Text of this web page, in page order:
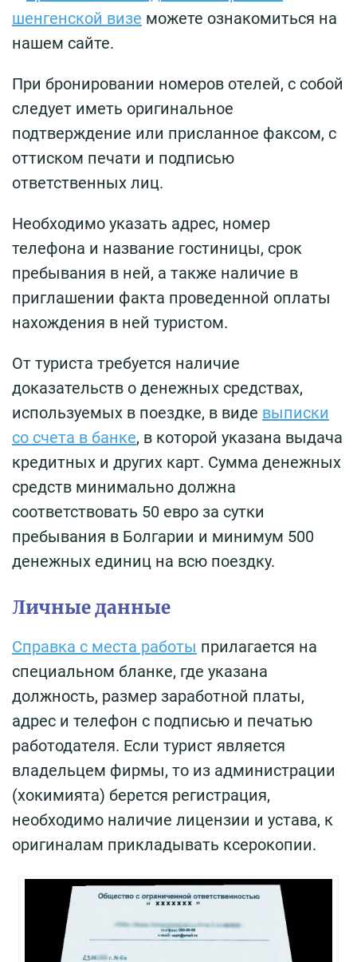
шенгенской визе можете ознакомиться на
нашем сайте.
При бронировании номеров отелей, с собой
следует иметь оригинальное
подтверждение или присланное факсом, с
оттиском печати и подписью
ответственных лиц.
Необходимо указать адрес, номер
телефона и название гостиницы, срок
пребывания в ней, а также наличие в
приглашении факта проведенной оплаты
нахождения в ней туристом.
От туриста требуется наличие
доказательств о денежных средствах,
используемых в поездке, в виде выписки
со счета в банке, в которой указана выдача
кредитных и других карт. Сумма денежных
средств минимально должна
соответствовать 50 евро за сутки
пребывания в Болгарии и минимум 500
денежных единиц на всю поездку.
Личные данные
Справка с места работы прилагается на
специальном бланке, где указана
должность, размер заработной платы,
адрес и телефон с подписью и печатью
работодателя. Если турист является
владельцем фирмы, то из администрации
(хокимията) берется регистрация,
необходимо наличие лицензии и устава, к
оригиналам прикладывать ксерокопии.